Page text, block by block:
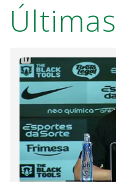
Últimas